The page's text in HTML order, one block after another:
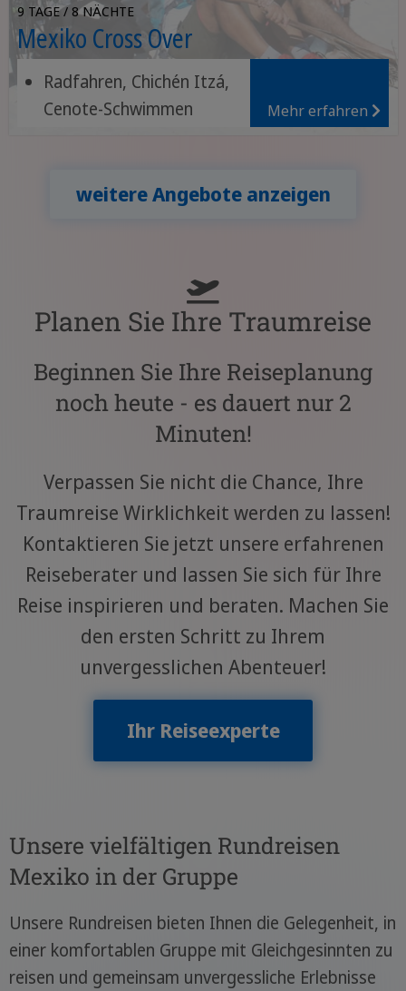
9 TAGE / 8 NÄCHTE
Mexiko Cross Over
Radfahren, Chichén Itzá,
Cenote-Schwimmen
Yucatecan-Essen, Tequila,
Mehr erfahren
weitere Angebote anzeigen
Planen Sie Ihre Traumreise
Beginnen Sie Ihre Reiseplanung
noch heute - es dauert nur 2
Minuten!
Verpassen Sie nicht die Chance, Ihre
Traumreise Wirklichkeit werden zu lassen!
Kontaktieren Sie jetzt unsere erfahrenen
Reiseberater und lassen Sie sich für Ihre
Reise inspirieren und beraten. Machen Sie
den ersten Schritt zu Ihrem
unvergesslichen Abenteuer!
Ihr Reiseexperte
Unsere vielfältigen Rundreisen
Mexiko in der Gruppe
Unsere Rundreisen bieten Ihnen die Gelegenheit, in
einer komfortablen Gruppe mit Gleichgesinnten zu
reisen und gemeinsam unvergessliche Erlebnisse